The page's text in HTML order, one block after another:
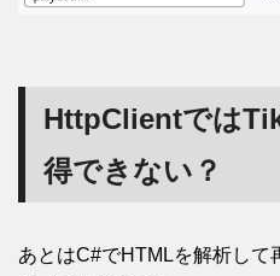
HttpClientでは
得できない？
あとはC#でHTMLを解析して